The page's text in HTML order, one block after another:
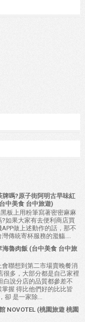
嗎?原子街阿明古早味紅
中美食 台中旅遊)
板上用粉筆寫著密密麻麻
如果大家有去便利商店買
做上述動作的話，那不
傳統寄杯服務的濫觴....
魯肉飯 (台中美食 台中旅
聯想到第二市場賣晚餐消
很多，大部分都是自己家裡
白說分店的品質都參差不
握 得比他們好的比比皆
是一家除...
NOVOTEL (桃園旅遊 桃園